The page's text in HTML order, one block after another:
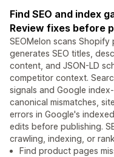
Find SEO and index
Review fixes before
SEOMelon scans
generates SEO titles,
content, and JSON-LD
competitor context.
signals and Google
canonical mismatches,
errors in Google's
edits before publishing.
crawling, indexing, or
Find product pages